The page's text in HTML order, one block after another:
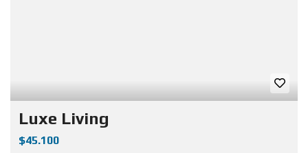
Luxe Living
$45.100